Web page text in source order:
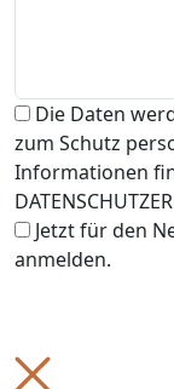
Die Daten
zum Schutz
Informationen
Jetzt für den
anmelden.